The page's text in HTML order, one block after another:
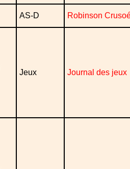
AS-D Robinson
Jeux Journal des jeux